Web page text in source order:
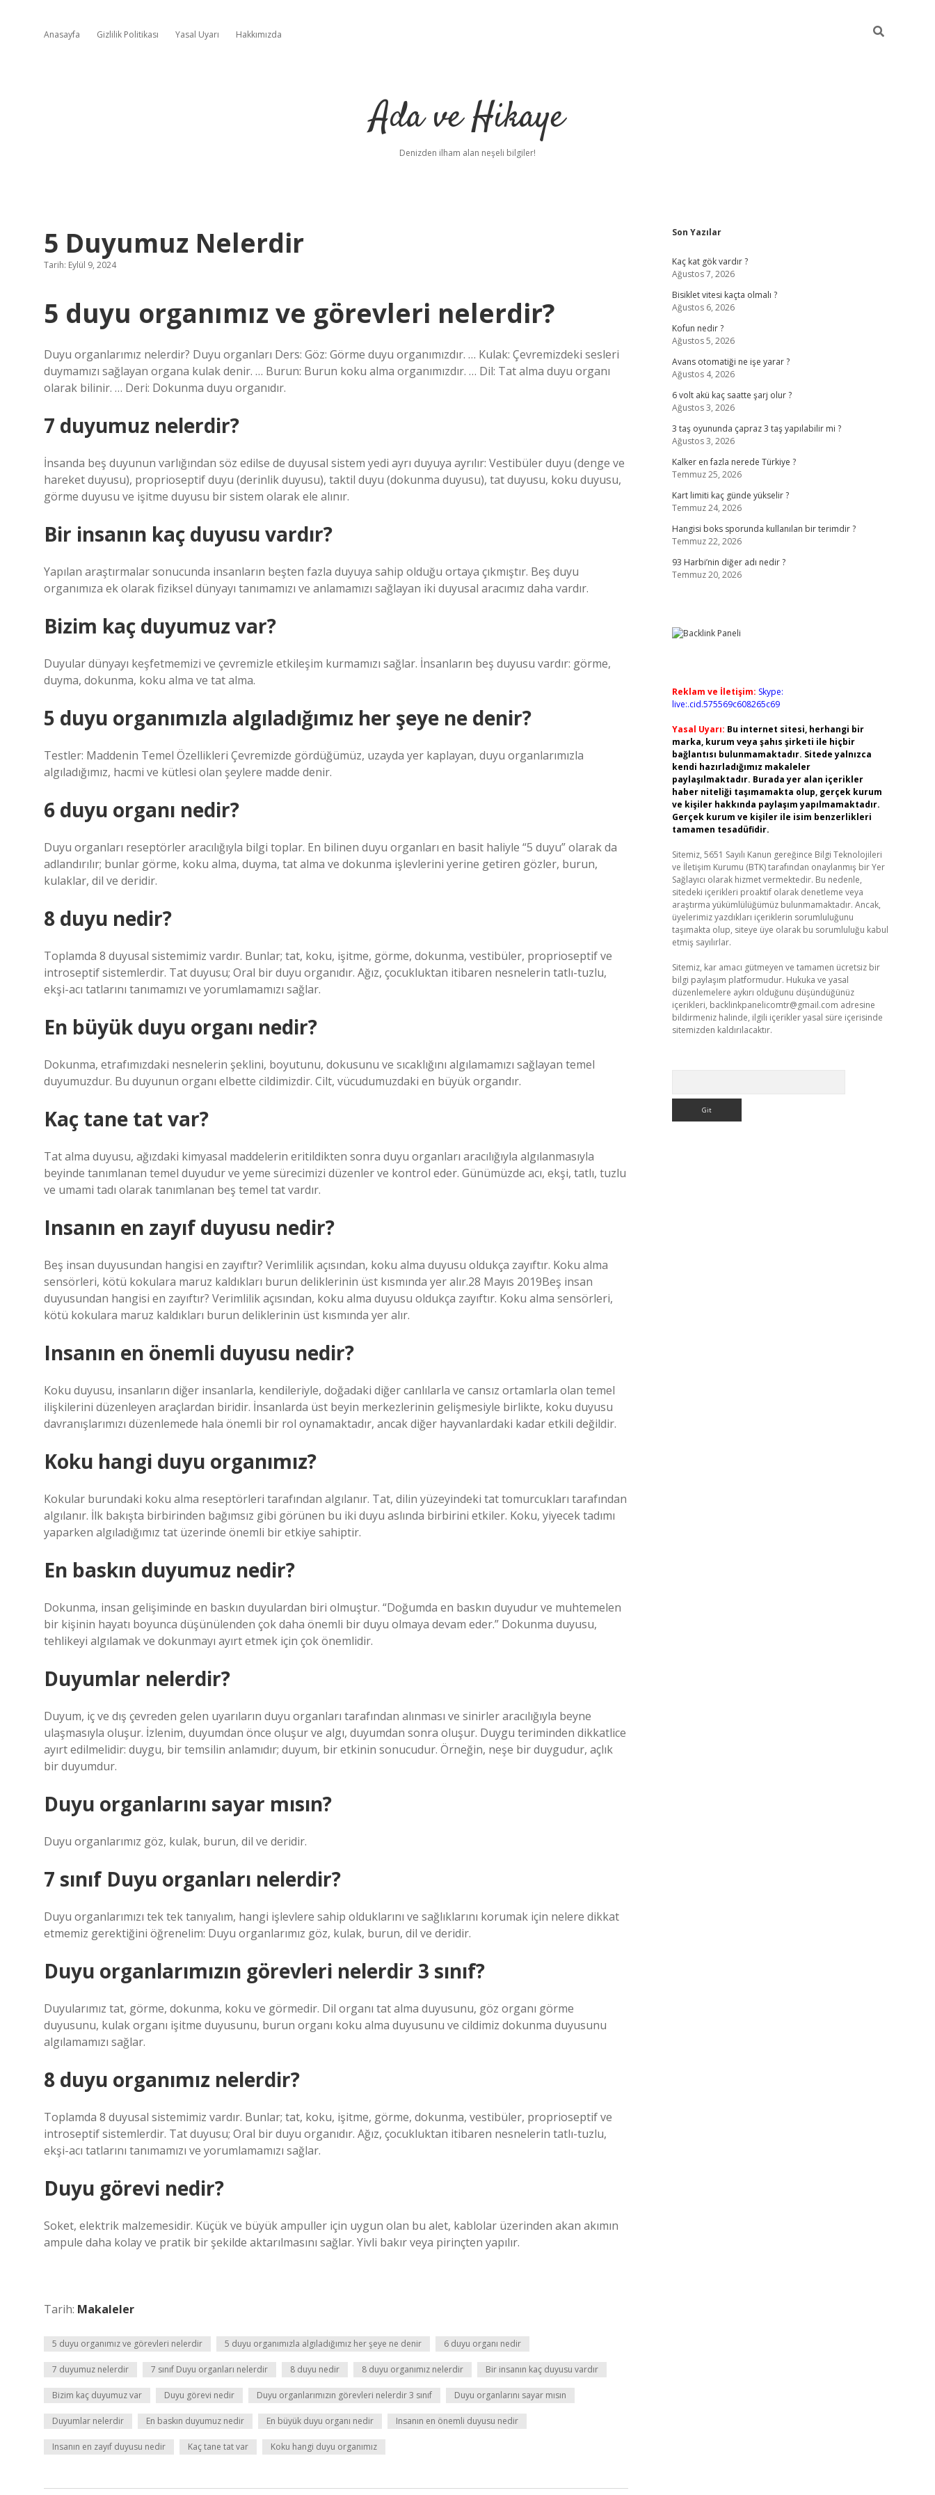
Anasayfa Gizlilik Politikası Yasal Uyarı Hakkımızda
Ada ve Hikaye
Denizden ilham alan neşeli bilgiler!
5 Duyumuz Nelerdir
Tarih: Eylül 9, 2024
5 duyu organımız ve görevleri nelerdir?
Duyu organlarımız nelerdir? Duyu organları Ders: Göz: Görme duyu organımızdır. … Kulak: Çevremizdeki sesleri
duymamızı sağlayan organa kulak denir. … Burun: Burun koku alma organımızdır. … Dil: Tat alma duyu organı
olarak bilinir. … Deri: Dokunma duyu organıdır.
7 duyumuz nelerdir?
İnsanda beş duyunun varlığından söz edilse de duyusal sistem yedi ayrı duyuya ayrılır: Vestibüler duyu (denge ve
hareket duyusu), proprioseptif duyu (derinlik duyusu), taktil duyu (dokunma duyusu), tat duyusu, koku duyusu,
görme duyusu ve işitme duyusu bir sistem olarak ele alınır.
Bir insanın kaç duyusu vardır?
Yapılan araştırmalar sonucunda insanların beşten fazla duyuya sahip olduğu ortaya çıkmıştır. Beş duyu
organımıza ek olarak fiziksel dünyayı tanımamızı ve anlamamızı sağlayan iki duyusal aracımız daha vardır.
Bizim kaç duyumuz var?
Duyular dünyayı keşfetmemizi ve çevremizle etkileşim kurmamızı sağlar. İnsanların beş duyusu vardır: görme,
duyma, dokunma, koku alma ve tat alma.
5 duyu organımızla algıladığımız her şeye ne denir?
Testler: Maddenin Temel Özellikleri Çevremizde gördüğümüz, uzayda yer kaplayan, duyu organlarımızla
algıladığımız, hacmi ve kütlesi olan şeylere madde denir.
6 duyu organı nedir?
Duyu organları reseptörler aracılığıyla bilgi toplar. En bilinen duyu organları en basit haliyle “5 duyu” olarak da
adlandırılır; bunlar görme, koku alma, duyma, tat alma ve dokunma işlevlerini yerine getiren gözler, burun,
kulaklar, dil ve deridir.
8 duyu nedir?
Toplamda 8 duyusal sistemimiz vardır. Bunlar; tat, koku, işitme, görme, dokunma, vestibüler, proprioseptif ve
introseptif sistemlerdir. Tat duyusu; Oral bir duyu organıdır. Ağız, çocukluktan itibaren nesnelerin tatlı-tuzlu,
ekşi-acı tatlarını tanımamızı ve yorumlamamızı sağlar.
En büyük duyu organı nedir?
Dokunma, etrafımızdaki nesnelerin şeklini, boyutunu, dokusunu ve sıcaklığını algılamamızı sağlayan temel
duyumuzdur. Bu duyunun organı elbette cildimizdir. Cilt, vücudumuzdaki en büyük organdır.
Kaç tane tat var?
Tat alma duyusu, ağızdaki kimyasal maddelerin eritildikten sonra duyu organları aracılığıyla algılanmasıyla
beyinde tanımlanan temel duyudur ve yeme sürecimizi düzenler ve kontrol eder. Günümüzde acı, ekşi, tatlı, tuzlu
ve umami tadı olarak tanımlanan beş temel tat vardır.
Insanın en zayıf duyusu nedir?
Beş insan duyusundan hangisi en zayıftır? Verimlilik açısından, koku alma duyusu oldukça zayıftır. Koku alma
sensörleri, kötü kokulara maruz kaldıkları burun deliklerinin üst kısmında yer alır.28 Mayıs 2019Beş insan
duyusundan hangisi en zayıftır? Verimlilik açısından, koku alma duyusu oldukça zayıftır. Koku alma sensörleri,
kötü kokulara maruz kaldıkları burun deliklerinin üst kısmında yer alır.
Insanın en önemli duyusu nedir?
Koku duyusu, insanların diğer insanlarla, kendileriyle, doğadaki diğer canlılarla ve cansız ortamlarla olan temel
ilişkilerini düzenleyen araçlardan biridir. İnsanlarda üst beyin merkezlerinin gelişmesiyle birlikte, koku duyusu
davranışlarımızı düzenlemede hala önemli bir rol oynamaktadır, ancak diğer hayvanlardaki kadar etkili değildir.
Koku hangi duyu organımız?
Kokular burundaki koku alma reseptörleri tarafından algılanır. Tat, dilin yüzeyindeki tat tomurcukları tarafından
algılanır. İlk bakışta birbirinden bağımsız gibi görünen bu iki duyu aslında birbirini etkiler. Koku, yiyecek tadımı
yaparken algıladığımız tat üzerinde önemli bir etkiye sahiptir.
En baskın duyumuz nedir?
Dokunma, insan gelişiminde en baskın duyulardan biri olmuştur. “Doğumda en baskın duyudur ve muhtemelen
bir kişinin hayatı boyunca düşünülenden çok daha önemli bir duyu olmaya devam eder.” Dokunma duyusu,
tehlikeyi algılamak ve dokunmayı ayırt etmek için çok önemlidir.
Duyumlar nelerdir?
Duyum, iç ve dış çevreden gelen uyarıların duyu organları tarafından alınması ve sinirler aracılığıyla beyne
ulaşmasıyla oluşur. İzlenim, duyumdan önce oluşur ve algı, duyumdan sonra oluşur. Duygu teriminden dikkatlice
ayırt edilmelidir: duygu, bir temsilin anlamıdır; duyum, bir etkinin sonucudur. Örneğin, neşe bir duygudur, açlık
bir duyumdur.
Duyu organlarını sayar mısın?
Duyu organlarımız göz, kulak, burun, dil ve deridir.
7 sınıf Duyu organları nelerdir?
Duyu organlarımızı tek tek tanıyalım, hangi işlevlere sahip olduklarını ve sağlıklarını korumak için nelere dikkat
etmemiz gerektiğini öğrenelim: Duyu organlarımız göz, kulak, burun, dil ve deridir.
Duyu organlarımızın görevleri nelerdir 3 sınıf?
Duyularımız tat, görme, dokunma, koku ve görmedir. Dil organı tat alma duyusunu, göz organı görme
duyusunu, kulak organı işitme duyusunu, burun organı koku alma duyusunu ve cildimiz dokunma duyusunu
algılamamızı sağlar.
8 duyu organımız nelerdir?
Toplamda 8 duyusal sistemimiz vardır. Bunlar; tat, koku, işitme, görme, dokunma, vestibüler, proprioseptif ve
introseptif sistemlerdir. Tat duyusu; Oral bir duyu organıdır. Ağız, çocukluktan itibaren nesnelerin tatlı-tuzlu,
ekşi-acı tatlarını tanımamızı ve yorumlamamızı sağlar.
Duyu görevi nedir?
Soket, elektrik malzemesidir. Küçük ve büyük ampuller için uygun olan bu alet, kablolar üzerinden akan akımın
ampule daha kolay ve pratik bir şekilde aktarılmasını sağlar. Yivli bakır veya pirinçten yapılır.
Tarih: Makaleler
5 duyu organımız ve görevleri nelerdir 5 duyu organımızla algıladığımız her şeye ne denir 6 duyu organı nedir
7 duyumuz nelerdir 7 sınıf Duyu organları nelerdir 8 duyu nedir 8 duyu organımız nelerdir Bir insanın kaç duyusu vardır
Bizim kaç duyumuz var Duyu görevi nedir Duyu organlarımızın görevleri nelerdir 3 sınıf Duyu organlarını sayar mısın
Duyumlar nelerdir En baskın duyumuz nedir En büyük duyu organı nedir Insanın en önemli duyusu nedir
Insanın en zayıf duyusu nedir Kaç tane tat var Koku hangi duyu organımız
Sidebar
Son Yazılar
Kaç kat gök vardır ?
Ağustos 7, 2026
Bisiklet vitesi kaçta olmalı ?
Ağustos 6, 2026
Kofun nedir ?
Ağustos 5, 2026
Avans otomatiği ne işe yarar ?
Ağustos 4, 2026
6 volt akü kaç saatte şarj olur ?
Ağustos 3, 2026
3 taş oyununda çapraz 3 taş yapılabilir mi ?
Ağustos 3, 2026
Kalker en fazla nerede Türkiye ?
Temmuz 25, 2026
Kart limiti kaç günde yükselir ?
Temmuz 24, 2026
Hangisi boks sporunda kullanılan bir terimdir ?
Temmuz 22, 2026
93 Harbi’nin diğer adı nedir ?
Temmuz 20, 2026
Reklam ve İletişim: Skype:
live:.cid.575569c608265c69
Yasal Uyarı: Bu internet sitesi, herhangi bir
marka, kurum veya şahıs şirketi ile hiçbir
bağlantısı bulunmamaktadır. Sitede yalnızca
kendi hazırladığımız makaleler
paylaşılmaktadır. Burada yer alan içerikler
haber niteliği taşımamakta olup, gerçek kurum
ve kişiler hakkında paylaşım yapılmamaktadır.
Gerçek kurum ve kişiler ile isim benzerlikleri
tamamen tesadüfidir.
Sitemiz, 5651 Sayılı Kanun gereğince Bilgi Teknolojileri
ve İletişim Kurumu (BTK) tarafından onaylanmış bir Yer
Sağlayıcı olarak hizmet vermektedir. Bu nedenle,
sitedeki içerikleri proaktif olarak denetleme veya
araştırma yükümlülüğümüz bulunmamaktadır. Ancak,
üyelerimiz yazdıkları içeriklerin sorumluluğunu
taşımakta olup, siteye üye olarak bu sorumluluğu kabul
etmiş sayılırlar.
Sitemiz, kar amacı gütmeyen ve tamamen ücretsiz bir
bilgi paylaşım platformudur. Hukuka ve yasal
düzenlemelere aykırı olduğunu düşündüğünüz
içerikleri, backlinkpanelicomtr@gmail.com adresine
bildirmeniz halinde, ilgili içerikler yasal süre içerisinde
sitemizden kaldırılacaktır.